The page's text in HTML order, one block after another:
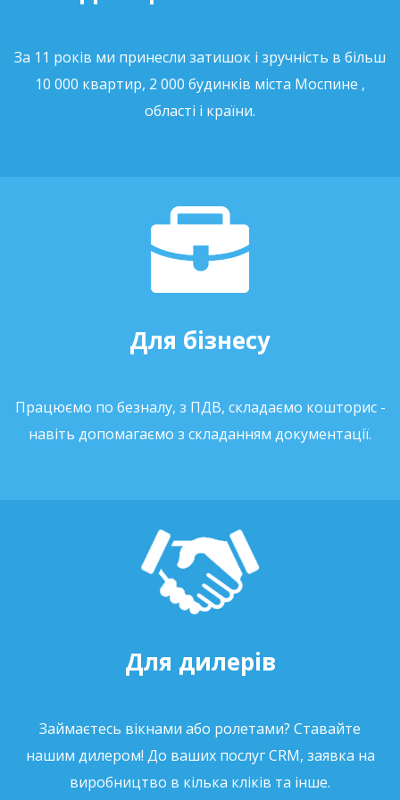
За 11 років ми принесли затишок і зручність в більш
10 000 квартир, 2 000 будинків міста Моспине ,
області і країни.
Для бізнесу
Працюємо по безналу, з ПДВ, складаємо кошторис -
навіть допомагаємо з складанням документації.
Для дилерів
Займаєтесь вікнами або ролетами? Ставайте
нашим дилером! До ваших послуг CRM, заявка на
виробництво в кілька кліків та інше.